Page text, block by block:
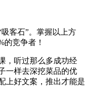
客石”。掌握以上方
竞争者！
，听过那么多成功经
一样去深挖菜品的优
上好文案，推出才能是